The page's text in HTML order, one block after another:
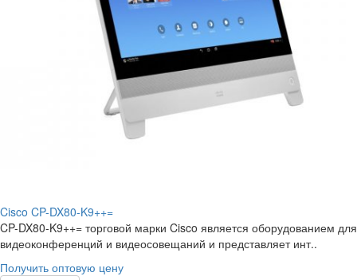
Cisco CP-DX80-K9++=
CP-DX80-K9++= торговой марки Cisco является оборудованием для
видеоконференций и видеосовещаний и представляет инт..
Получить оптовую цену